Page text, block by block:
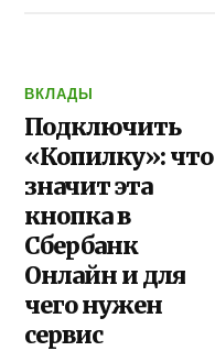
ВКЛАДЫ
Подключить
«Копилку»: что
значит эта
кнопка в
Сбербанк
Онлайн и для
чего нужен
сервис